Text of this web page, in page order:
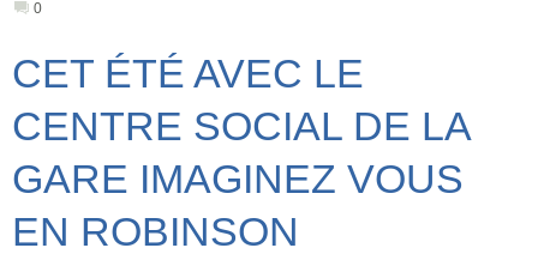
0
CET ÉTÉ AVEC LE
CENTRE SOCIAL DE LA
GARE IMAGINEZ VOUS
EN ROBINSON